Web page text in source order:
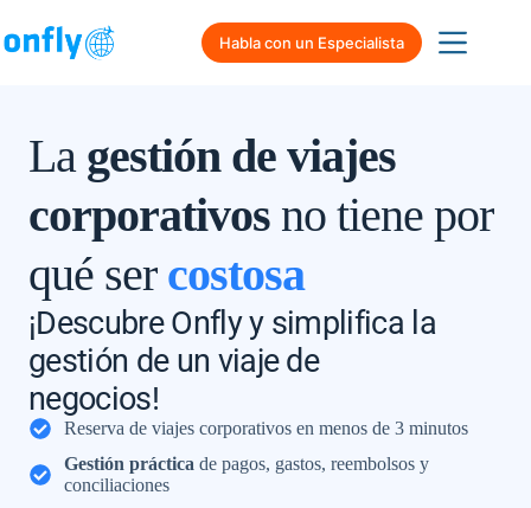
Habla con un Especialista
La gestión de viajes
corporativos no tiene por
qué ser costosa
¡Descubre Onfly y simplifica la
gestión de un viaje de
negocios!
Reserva de viajes corporativos en menos de 3 minutos
Gestión práctica de pagos, gastos, reembolsos y
conciliaciones